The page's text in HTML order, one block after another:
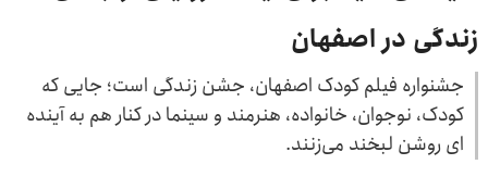
زندگی در اصفهان
جشنواره فیلم کودک اصفهان، جشن زندگی است؛ جایی که
کودک، نوجوان، خانواده، هنرمند و سینما در کنار هم به آینده
ای روشن لبخند می‌زنند.